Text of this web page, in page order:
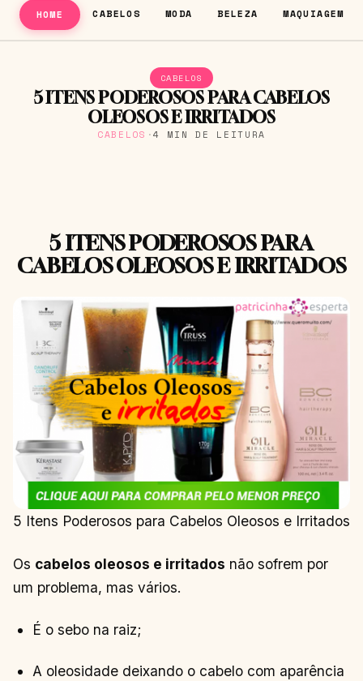
HOME CABELOS MODA BELEZA MAQUIAGEM
CABELOS
5 ITENS PODEROSOS PARA CABELOS
OLEOSOS E IRRITADOS
CABELOS ·4 MIN DE LEITURA
5 ITENS PODEROSOS PARA
CABELOS OLEOSOS E IRRITADOS
5 Itens Poderosos para Cabelos Oleosos e Irritados
Os cabelos oleosos e irritados não sofrem por
um problema, mas vários.
É o sebo na raiz;
A oleosidade deixando o cabelo com aparência